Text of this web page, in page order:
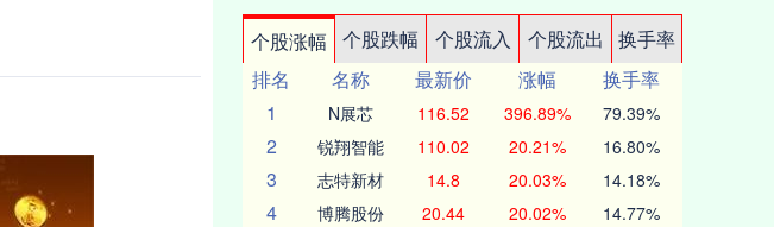
个股涨幅 个股跌幅 个股流入 个股流出
换手率
排名
名称 最新价 涨幅
换手率
1
N展芯 116.52 396.89% 79.39%
2 锐翔智能 110.02 20.21% 16.80%
3 志特新材 14.8 20.03% 14.18%
4 博腾股份 20.44 20.02% 14.77%